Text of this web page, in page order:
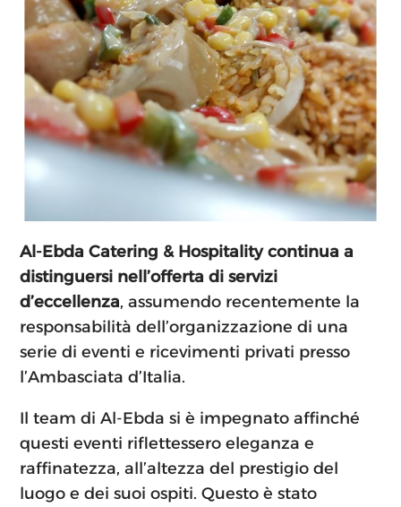
Al-Ebda Catering & Hospitality continua a
distinguersi nell’offerta di servizi
d’eccellenza, assumendo recentemente la
responsabilità dell’organizzazione di una
serie di eventi e ricevimenti privati presso
l’Ambasciata d’Italia.
Il team di Al-Ebda si è impegnato affinché
questi eventi riflettessero eleganza e
raffinatezza, all’altezza del prestigio del
luogo e dei suoi ospiti. Questo è stato